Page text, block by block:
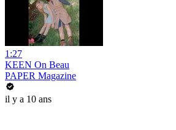
1:27
KEEN On Beau
PAPER Magazine
il y a 10 ans